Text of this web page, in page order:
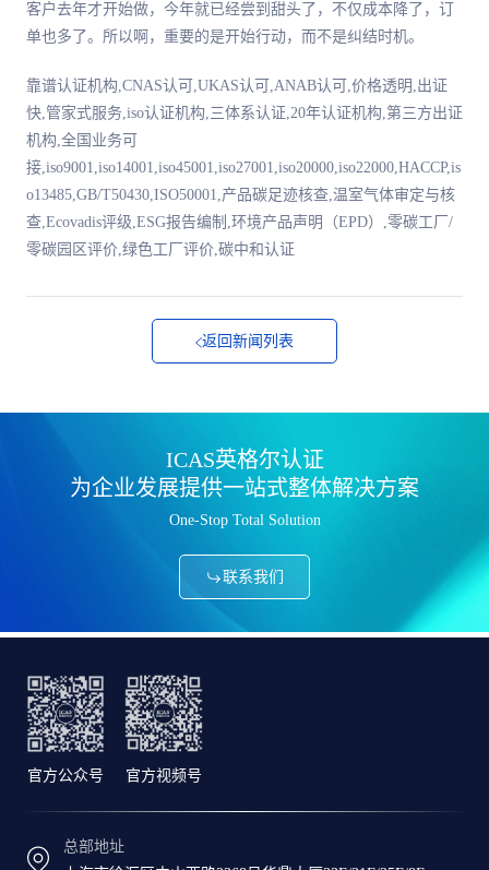
客户去年才开始做，今年就已经尝到甜头了，不仅成本降了，订
单也多了。所以啊，重要的是开始行动，而不是纠结时机。
靠谱认证机构,CNAS认可,UKAS认可,ANAB认可,价格透明,出证
快,管家式服务,iso认证机构,三体系认证,20年认证机构,第三方出证
机构,全国业务可
接,iso9001,iso14001,iso45001,iso27001,iso20000,iso22000,HACCP,is
o13485,GB/T50430,ISO50001,产品碳足迹核查,温室气体审定与核
查,Ecovadis评级,ESG报告编制,环境产品声明（EPD）,零碳工厂/
零碳园区评价,绿色工厂评价,碳中和认证
返回新闻列表
ICAS英格尔认证
为企业发展提供一站式整体解决方案
One-Stop Total Solution
联系我们
官方公众号 官方视频号
总部地址